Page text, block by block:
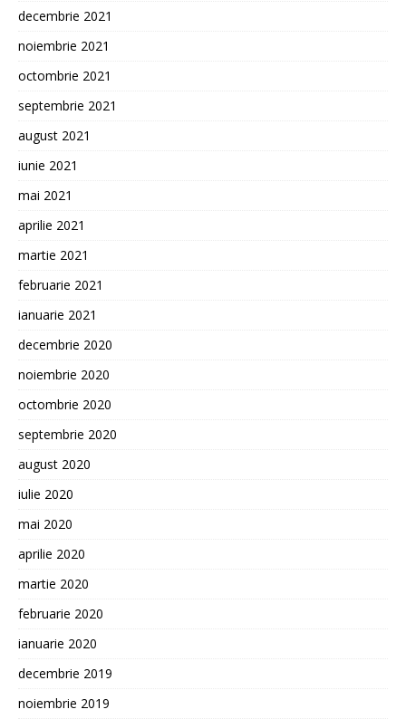
decembrie 2021
noiembrie 2021
octombrie 2021
septembrie 2021
august 2021
iunie 2021
mai 2021
aprilie 2021
martie 2021
februarie 2021
ianuarie 2021
decembrie 2020
noiembrie 2020
octombrie 2020
septembrie 2020
august 2020
iulie 2020
mai 2020
aprilie 2020
martie 2020
februarie 2020
ianuarie 2020
decembrie 2019
noiembrie 2019